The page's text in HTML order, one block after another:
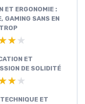
ET ERGONOMIE :
GAMING SANS EN
ET
DE SOLIDITÉ
ET